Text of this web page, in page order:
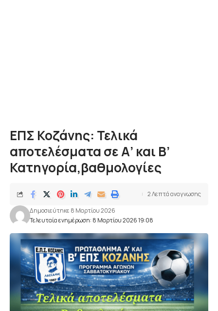
ΕΠΣ Κοζάνης: Τελικά
αποτελέσματα σε Α’ και Β’
Κατηγορία,βαθμολογίες
Τελευταία ενημέρωση: 8 Μαρτίου 2026 19:08
Δημοσιεύτηκε 8 Μαρτίου 2026
2 Λεπτά αναγνωσης